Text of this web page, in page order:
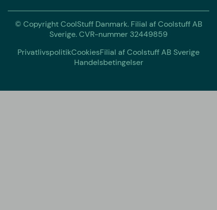
© Copyright CoolStuff Danmark. Filial af Coolstuff AB
Sverige. CVR-nummer 32449859
PrivatlivspolitikCookiesFilial af Coolstuff AB Sverige
Handelsbetingelser